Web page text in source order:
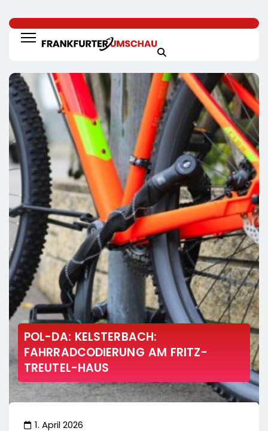
POL-DA: KELSTERBACH:
FAHRRADCODIERUNG AM FRITZ-
TREUTEL-HAUS
1. April 2026